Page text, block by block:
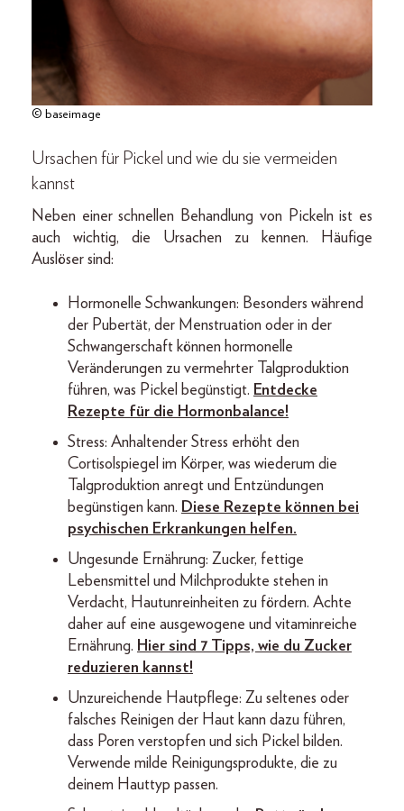
© baseimage
Ursachen für Pickel und wie du sie vermeiden
kannst
Neben einer schnellen Behandlung von Pickeln ist es
auch wichtig, die Ursachen zu kennen. Häufige
Auslöser sind:
Hormonelle Schwankungen: Besonders während
der Pubertät, der Menstruation oder in der
Schwangerschaft können hormonelle
Veränderungen zu vermehrter Talgproduktion
führen, was Pickel begünstigt. Entdecke
Rezepte für die Hormonbalance!
Stress: Anhaltender Stress erhöht den
Cortisolspiegel im Körper, was wiederum die
Talgproduktion anregt und Entzündungen
begünstigen kann. Diese Rezepte können bei
psychischen Erkrankungen helfen.
Ungesunde Ernährung: Zucker, fettige
Lebensmittel und Milchprodukte stehen in
Verdacht, Hautunreinheiten zu fördern. Achte
daher auf eine ausgewogene und vitaminreiche
Ernährung. Hier sind 7 Tipps, wie du Zucker
reduzieren kannst!
Unzureichende Hautpflege: Zu seltenes oder
falsches Reinigen der Haut kann dazu führen,
dass Poren verstopfen und sich Pickel bilden.
Verwende milde Reinigungsprodukte, die zu
deinem Hauttyp passen.